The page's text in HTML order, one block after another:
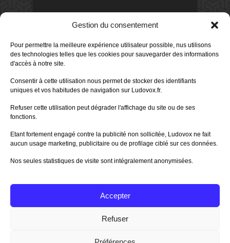
Gestion du consentement
Pour permettre la meilleure expérience utilisateur possible, nus utilisons
des technologies telles que les cookies pour sauvegarder des informations
d'accès à notre site.
Consentir à cette utilisation nous permet de stocker des identifiants
uniques et vos habitudes de navigation sur Ludovox.fr.
Refuser cette utilisation peut dégrader l'affichage du site ou de ses
fonctions.
Etant fortement engagé contre la publicité non sollicitée, Ludovox ne fait
aucun usage marketing, publicitaire ou de profilage ciblé sur ces données.
Nos seules statistiques de visite sont intégralement anonymisées.
Accepter
Refuser
DERNIERS AVIS DES MEMBRES
Avis de
Sur le jeu Collect!
il y a 1 jour
Avis demorlockbob
Sur le jeu Detective Box - Ciao
Publié leil y a 2 jours
80%
Sur le jeu Detective Box - Ciao
Bella